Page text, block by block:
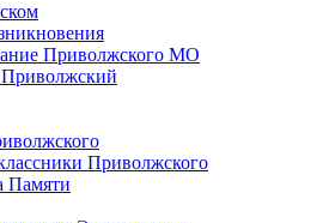
Приволжского МО
Приволжского
Памяти